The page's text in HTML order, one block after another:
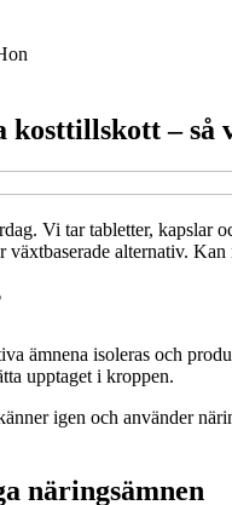
–
Vi tar tabletter, kapslar
alternativ.
ämnena isoleras och
upptaget i kroppen.
igen och använder
näringsämnen